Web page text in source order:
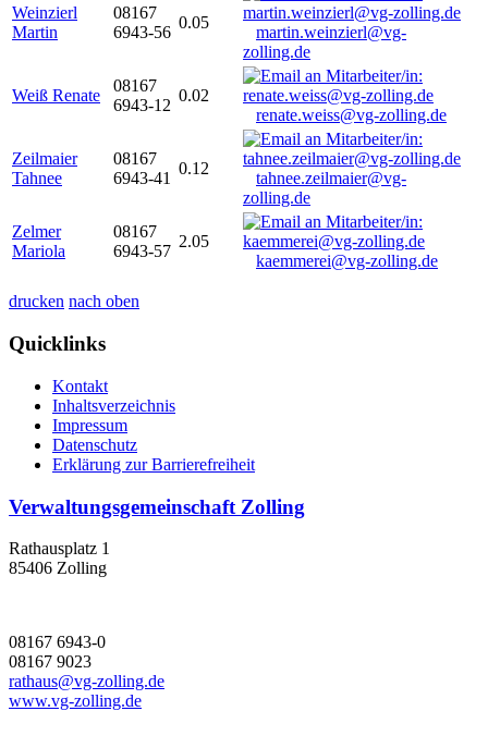
Weinzierl
Martin
08167
6943-56
0.05
martin.weinzierl@vg-
zolling.de
Weiß Renate
08167
6943-12
0.02
renate.weiss@vg-zolling.de
Zeilmaier
Tahnee
08167
6943-41
0.12
tahnee.zeilmaier@vg-
zolling.de
Zelmer
Mariola
08167
6943-57
2.05
kaemmerei@vg-zolling.de
drucken nach oben
Quicklinks
Kontakt
Inhaltsverzeichnis
Impressum
Datenschutz
Erklärung zur Barrierefreiheit
Verwaltungsgemeinschaft Zolling
Rathausplatz 1
85406 Zolling
08167 6943-0
08167 9023
rathaus@vg-zolling.de
www.vg-zolling.de